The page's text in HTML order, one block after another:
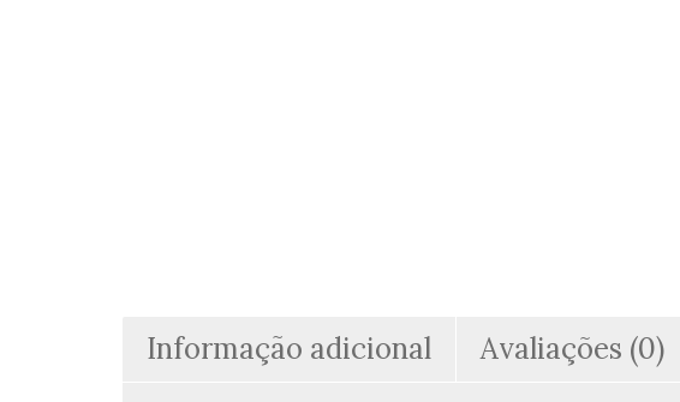
Informação adicional Avaliações (0)